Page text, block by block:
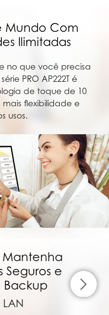
Mundo Com
Ilimitadas
no que você precisa
PRO AP222T é
de toque de 10
flexibilidade e
usos.
Mantenha
Seguros e
Backup